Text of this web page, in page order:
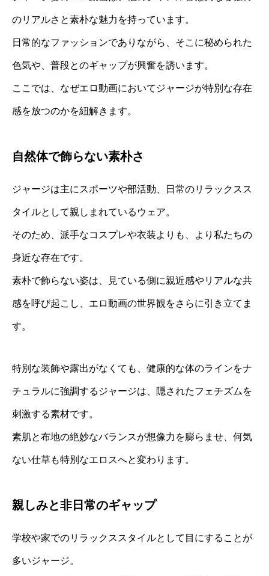
のリアルさと素朴な魅力を持っています。
日常的なファッションでありながら、そこに秘められた
色気や、普段とのギャップが興奮を誘います。
ここでは、なぜエロ動画においてジャージが特別な存在
感を放つのかを紐解きます。
自然体で飾らない素朴さ
ジャージは主にスポーツや部活動、日常のリラックスス
タイルとして親しまれているウェア。
そのため、派手なコスプレや衣装よりも、より私たちの
身近な存在です。
素朴で飾らない姿は、見ている側に親近感やリアルな共
感を呼び起こし、エロ動画の世界観をさらに引き立てま
す。
特別な装飾や露出がなくても、健康的な体のラインをナ
チュラルに強調するジャージは、隠されたフェチズムを
刺激する素材です。
素肌と布地の絶妙なバランスが想像力を膨らませ、何気
ない仕草も特別なエロスへと変わります。
親しみと非日常のギャップ
学校や家でのリラックススタイルとして目にすることが
多いジャージ。